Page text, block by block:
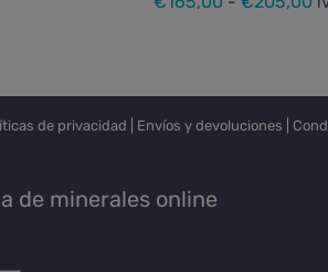
de privacidad Envíos y devoluciones
de minerales online